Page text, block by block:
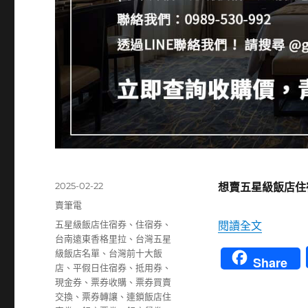
想賣五星級飯店
閱讀全文〈君品
Share
發
佈
期:
2025-02-22
分
類
賣筆電
標
籤
五星級飯店住宿券 、住宿券 、
台南遠東香格里拉 、 台灣五星
級飯店名單 、 台灣前十大飯
店 、平假日住宿券 、抵用券 、
現金券 、票券收購 、票券買賣
交換 、票券轉讓 、連鎖飯店住